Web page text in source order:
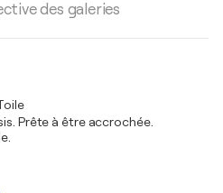
des galeries
Prête à être accrochée.